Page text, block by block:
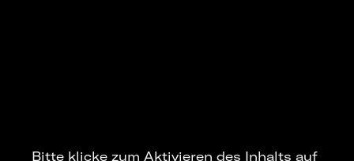
Bitte klicke zum Aktivieren des Inhalts auf